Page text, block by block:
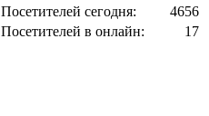
Посетителей сегодня:
4656
Посетителей в онлайн:
17